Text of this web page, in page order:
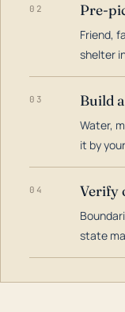
02 Pre-
Friend,
shelter
03 Build
Water,
it by
04 Verify
state